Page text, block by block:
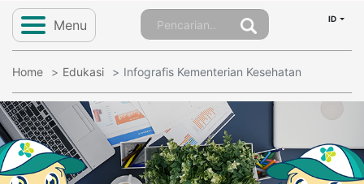
Menu ID
Home Edukasi Infografis Kementerian Kesehatan